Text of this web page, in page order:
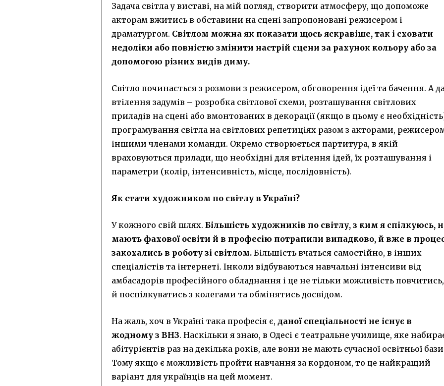
Задача світла у виставі, на мій погляд, створити атмосферу, що допоможе
акторам вжитись в обставини на сцені запропоновані режисером і
драматургом. Світлом можна як показати щось яскравіше, так і сховати
недоліки або повністю змінити настрій сцени за рахунок кольору або за
допомогою різних видів диму.
Світло починається з розмови з режисером, обговорення ідеї та бачення. А
втілення задумів – розробка світлової схеми, розташування світлових
приладів на сцені або вмонтованих в декорації (якщо в цьому є
програмування світла на світлових репетиціях разом з акторами,
іншими членами команди. Окремо створюється партитура, в якій
враховуються прилади, що необхідні для втілення ідей, їх розташування і
параметри (колір, інтенсивність, місце, послідовність).
Як стати художником по світлу в Україні?
У кожного свій шлях.Більшість художників по світлу, з ким я спілкуюсь,
мають фахової освіти й в професію потрапили випадково, й вже в
закохались в роботу зі світлом. Більшість вчаться самостійно, в інших
спеціалістів та інтернеті. Інколи відбуваються навчальні інтенсиви від
амбасадорів професійного обладнання і це не тільки можливість
й поспілкуватись з колегами та обмінятись досвідом.
На жаль, хоч в Україні така професія є,даної спеціальності не існує в
жодному з ВНЗ. Наскільки я знаю, в Одесі є театральне училище, яке
абітурієнтів раз на декілька років, але вони не мають сучасної освітньої
Тому якщо є можливість пройти навчання за кордоном, то це найкращий
варіант для українців на цей момент.